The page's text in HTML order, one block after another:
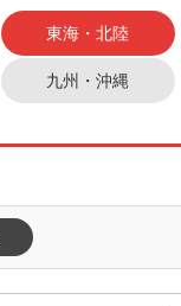
東海・北陸
九州・沖縄